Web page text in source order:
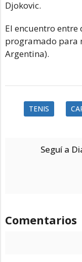
Djokovic.
El encuentro
programado para
Argentina).
TENIS
Seguí a
Comentarios